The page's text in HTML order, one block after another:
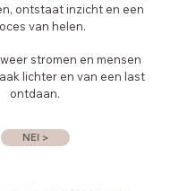
ontstaat inzicht en een
van helen.
stromen en mensen
lichter en van een last
ontdaan.
NEI >